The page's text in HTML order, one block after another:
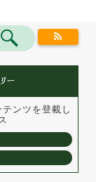
ンツを登載し